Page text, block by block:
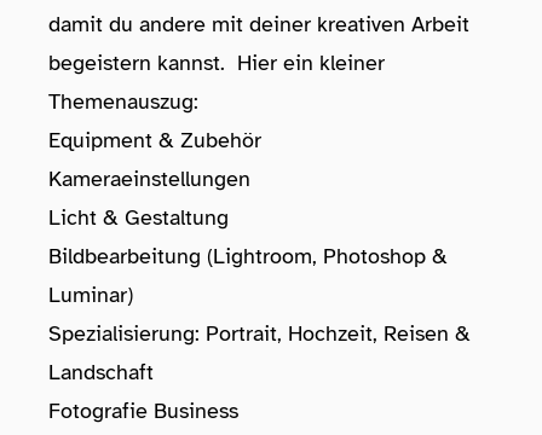
damit du andere mit deiner kreativen Arbeit
begeistern kannst. Hier ein kleiner
Themenauszug:
Equipment & Zubehör
Kameraeinstellungen
Licht & Gestaltung
Bildbearbeitung (Lightroom, Photoshop &
Luminar)
Spezialisierung: Portrait, Hochzeit, Reisen &
Landschaft
Fotografie Business